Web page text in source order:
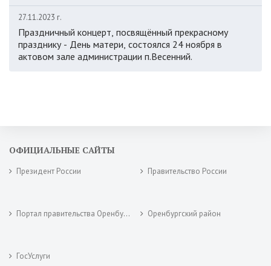
27.11.2023 г.
Праздничный концерт, посвящённый прекрасному
празднику - День матери, состоялся 24 ноября в
актовом зале администрации п.Весенний.
ОФИЦИАЛЬНЫЕ САЙТЫ
Президент России Правительство России
Портал правительства Оренбургской области Оренбургский район
ГосУслуги